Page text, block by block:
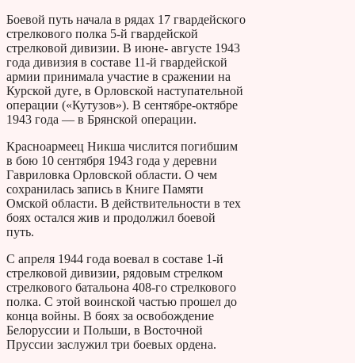
Боевой путь начала в рядах 17 гвардейского
стрелкового полка 5-й гвардейской
стрелковой дивизии. В июне- августе 1943
года дивизия в составе 11-й гвардейской
армии принимала участие в сражении на
Курской дуге, в Орловской наступательной
операции («Кутузов»). В сентябре-октябре
1943 года — в Брянской операции.
Красноармеец Никша числится погибшим
в бою 10 сентября 1943 года у деревни
Гавриловка Орловской области. О чем
сохранилась запись в Книге Памяти
Омской области. В действительности в тех
боях остался жив и продолжил боевой
путь.
С апреля 1944 года воевал в составе 1-й
стрелковой дивизии, рядовым стрелком
стрелкового батальона 408-го стрелкового
полка. С этой воинской частью прошел до
конца войны. В боях за освобождение
Белоруссии и Польши, в Восточной
Пруссии заслужил три боевых ордена.